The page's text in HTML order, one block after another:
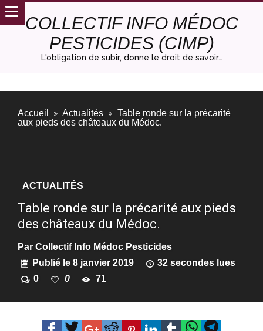
COLLECTIF INFO MÉDOC
PESTICIDES (CIMP)
L'obligation de subir, donne le droit de savoir…
Accueil Actualités
Table ronde sur la précarité
aux pieds des châteaux du Médoc.
ACTUALITÉS
Table ronde sur la précarité aux pieds
des châteaux du Médoc.
Par Collectif Info Médoc Pesticides
Publié le 8 janvier 2019
32 secondes lues
0
0 71